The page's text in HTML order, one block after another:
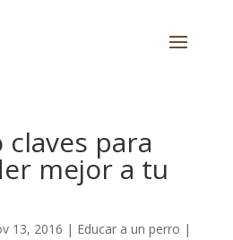
claves para
mejor a tu
13, 2016 | Educar a un perro |